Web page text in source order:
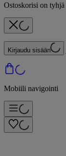
Ostoskorisi on tyhjä
Kirjaudu sisään
Mobiili navigointi